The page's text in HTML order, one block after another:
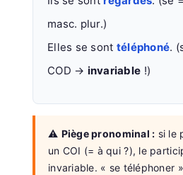
masc. plur.)
Elles se sont téléphoné.
COD → invariable !)
⚠️ Piège pronominal : si le
un COI (= à qui ?), le
invariable. « se téléphoner